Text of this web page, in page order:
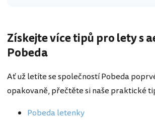
Získejte více tipů pro lety s
Pobeda
Ať už letíte se společností Pobeda
opakovaně, přečtěte si naše praktické
Pobeda letenky